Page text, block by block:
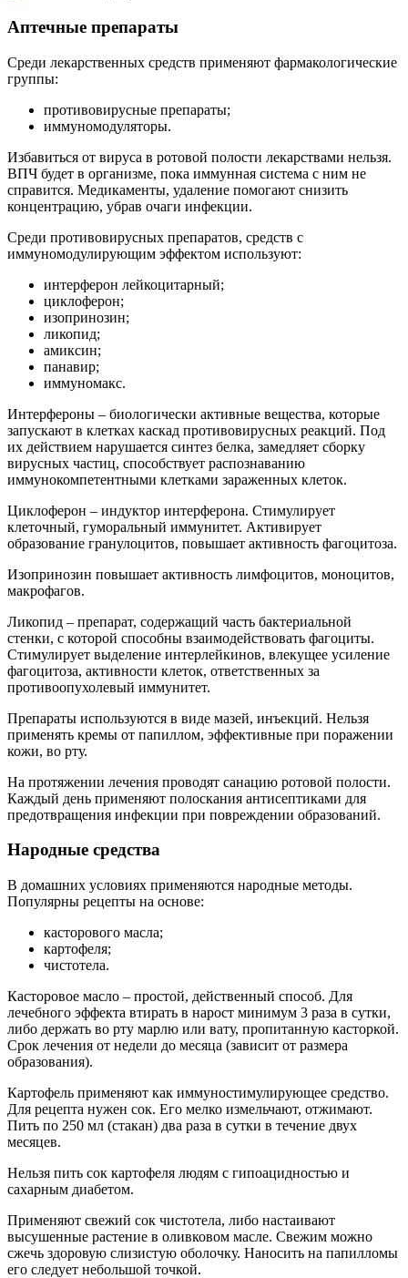
Аптечные препараты
Среди лекарственных средств применяют фармакологические
группы:
противовирусные препараты;
иммуномодуляторы.
Избавиться от вируса в ротовой полости лекарствами нельзя.
ВПЧ будет в организме, пока иммунная система с ним не
справится. Медикаменты, удаление помогают снизить
концентрацию, убрав очаги инфекции.
Среди противовирусных препаратов, средств с
иммуномодулирующим эффектом используют:
интерферон лейкоцитарный;
циклоферон;
изопринозин;
ликопид;
амиксин;
панавир;
иммуномакс.
Интерфероны – биологически активные вещества, которые
запускают в клетках каскад противовирусных реакций. Под
их действием нарушается синтез белка, замедляет сборку
вирусных частиц, способствует распознаванию
иммунокомпетентными клетками зараженных клеток.
Циклоферон – индуктор интерферона. Стимулирует
клеточный, гуморальный иммунитет. Активирует
образование гранулоцитов, повышает активность фагоцитоза.
Изопринозин повышает активность лимфоцитов, моноцитов,
макрофагов.
Ликопид – препарат, содержащий часть бактериальной
стенки, с которой способны взаимодействовать фагоциты.
Стимулирует выделение интерлейкинов, влекущее усиление
фагоцитоза, активности клеток, ответственных за
противоопухолевый иммунитет.
Препараты используются в виде мазей, инъекций. Нельзя
применять кремы от папиллом, эффективные при поражении
кожи, во рту.
На протяжении лечения проводят санацию ротовой полости.
Каждый день применяют полоскания антисептиками для
предотвращения инфекции при повреждении образований.
Народные средства
В домашних условиях применяются народные методы.
Популярны рецепты на основе:
касторового масла;
картофеля;
чистотела.
Касторовое масло – простой, действенный способ. Для
лечебного эффекта втирать в нарост минимум 3 раза в сутки,
либо держать во рту марлю или вату, пропитанную касторкой.
Срок лечения от недели до месяца (зависит от размера
образования).
Картофель применяют как иммуностимулирующее средство.
Для рецепта нужен сок. Его мелко измельчают, отжимают.
Пить по 250 мл (стакан) два раза в сутки в течение двух
месяцев.
Нельзя пить сок картофеля людям с гипоацидностью и
сахарным диабетом.
Применяют свежий сок чистотела, либо настаивают
высушенные растение в оливковом масле. Свежим можно
сжечь здоровую слизистую оболочку. Наносить на папилломы
его следует небольшой точкой.